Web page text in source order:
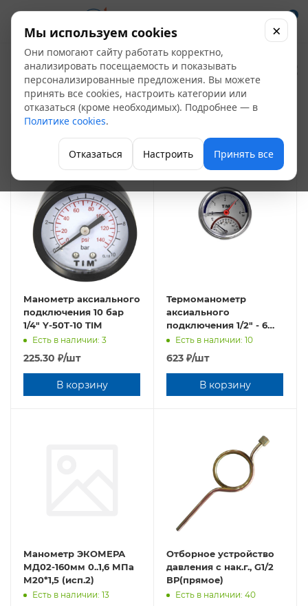
0
Манометры 18
Контрольно-измерительная аппаратура
Манометр аксиального
подключения 10 бар
1/4" Y-50T-10 TIM
Есть в наличии: 3
225.30 ₽/шт
В корзину
Термоманометр
аксиального
подключения 1/2" - 6
бар (арт.Y-80T-6)
Есть в наличии: 10
623 ₽/шт
В корзину
Манометр ЭКОМЕРА
МД02-160мм 0..1,6 МПа
М20*1,5 (исп.2)
Есть в наличии: 13
Отборное устройство
давления с нак.г., G1/2
ВР(прямое)
Есть в наличии: 40
Мы используем cookies
Они помогают сайту работать корректно,
анализировать посещаемость и показывать
персонализированные предложения. Вы можете
принять все cookies, настроить категории или
отказаться (кроме необходимых). Подробнее — в
Политике cookies.
Отказаться Настроить Принять все
×